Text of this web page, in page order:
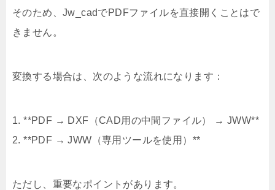
そのため、Jw_cadでPDFファイルを直接開くことはで
きません。
変換する場合は、次のような流れになります：
1. **PDF → DXF（CAD用の中間ファイル） → JWW**
2. **PDF → JWW（専用ツールを使用）**
ただし、重要なポイントがあります。